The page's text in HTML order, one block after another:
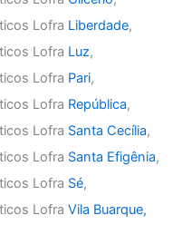
Lofra Liberdade,
Lofra Luz,
Lofra Pari,
Lofra República,
Lofra Santa Cecília,
Lofra Santa Efigênia,
Lofra Sé,
LofraVila Buarque,